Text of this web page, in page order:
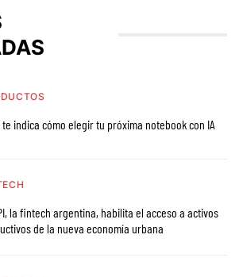
te indica cómo elegir tu próxima notebook con IA
argentina, habilita el acceso a activos
de la nueva economía urbana